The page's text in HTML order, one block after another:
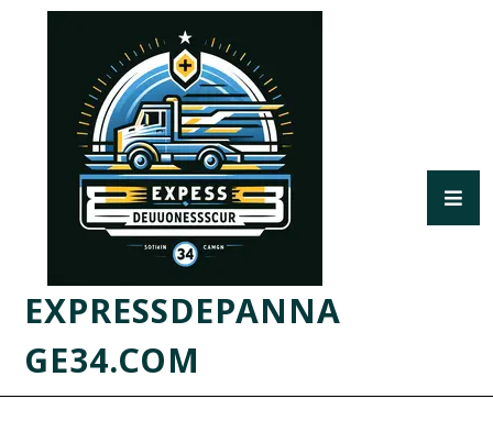
EXPRESSDEPANNA
GE34.COM